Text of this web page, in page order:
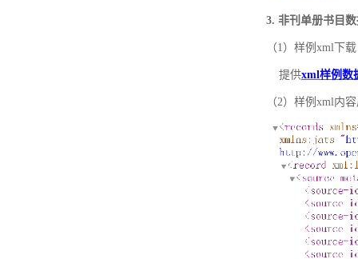
3. 非刊单册书目
（1）样例xml下载
提供xml样例数
（2）样例xml内